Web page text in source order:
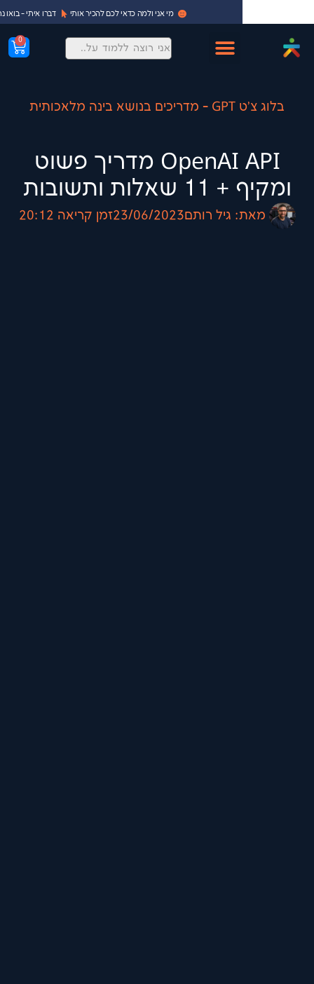
מי אני ולמה כדאי לכם להכיר אותי דברו איתי - בואו נתחיל!
0
OpenAI API מדריך פשוט
ותשובות
גיל רותם23/06/2023זמן קריאה 20:12